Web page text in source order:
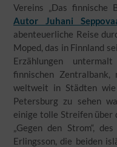
Vereins „Das finnische
Autor Juhani
abenteuerliche Reise
Moped, das in Finnland
Erzählungen
finnischen
weltweit in Städten
Petersburg zu sehen
einige tolle Streifen über
„Gegen den Strom“,
Erlingsson, die beiden